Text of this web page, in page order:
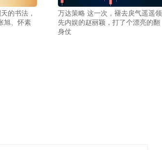
的书法，
旭、怀素
万达策略 这一次，褪去戾气遥遥领
先内娱的赵丽颖，打了个漂亮的翻
身仗